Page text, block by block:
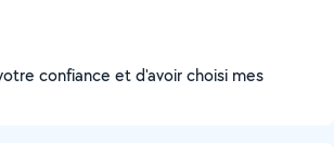
confiance et d'avoir choisi mes